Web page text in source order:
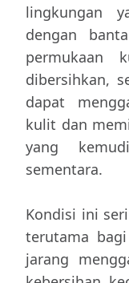
lingkungan
dengan
permukaan
dibersihkan,
dapat
kulit dan
yang
sementara.
Kondisi ini
terutama
jarang